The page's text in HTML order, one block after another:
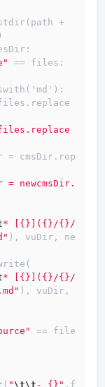
+
== files:
= cmsDir.rep
* [{}]({}/{}/
), vuDir, ne
* [{}]({}/{}/
), vuDir,
== file
( " \t\t - {}" .f